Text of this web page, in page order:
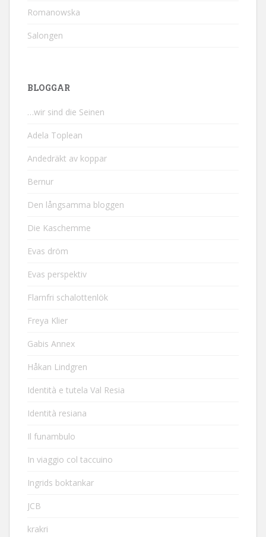
Romanowska
Salongen
BLOGGAR
…wir sind die Seinen
Adela Toplean
Andedräkt av koppar
Bernur
Den långsamma bloggen
Die Kaschemme
Evas dröm
Evas perspektiv
Flarnfri schalottenlök
Freya Klier
Gabis Annex
Håkan Lindgren
Identità e tutela Val Resia
Identità resiana
Il funambulo
In viaggio col taccuino
Ingrids boktankar
JCB
krakri